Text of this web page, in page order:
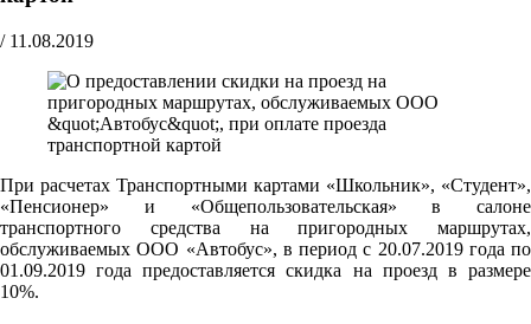
/ 11.08.2019
При расчетах Транспортными картами «Школьник», «Студент»,
«Пенсионер» и «Общепользовательская» в салоне
транспортного средства на пригородных маршрутах,
обслуживаемых ООО «Автобус», в период с 20.07.2019 года по
01.09.2019 года предоставляется скидка на проезд в размере
10%.